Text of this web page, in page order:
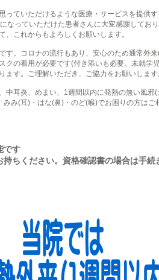
ていただけるような医療・サービスを提供
なっていただけた患者さんに大変感謝してお
これからもよろしくお願いします。
。コロナの流行もあり、安心のため通常外
クの着用が必要です(付き添いも必要。未就学
す。ご理解いただき、ご協力をお願いします
耳炎、めまい、1週間以内に発熱の無い風邪(
み(耳)・はな(鼻)・のど(喉)でお困りの方はご
です
持ちください。資格確認書の場合は手